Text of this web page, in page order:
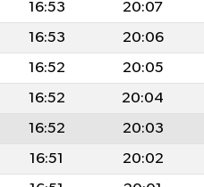
16:53
20:07
16:53
20:06
16:52
20:05
16:52
20:04
16:52
20:03
16:51
20:02